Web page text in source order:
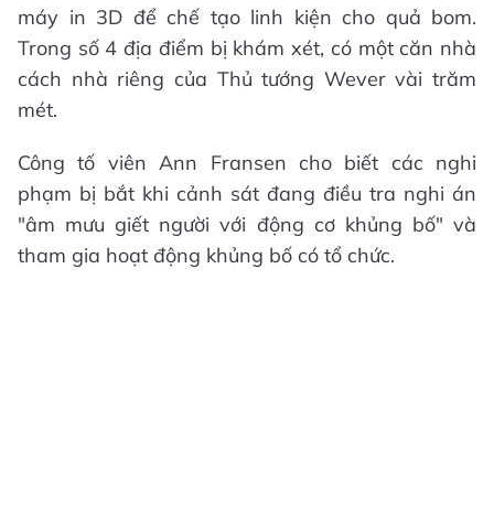
máy in 3D để chế tạo linh kiện cho quả bom.
Trong số 4 địa điểm bị khám xét, có một căn nhà
cách nhà riêng của Thủ tướng Wever vài trăm
mét.
Công tố viên Ann Fransen cho biết các nghi
phạm bị bắt khi cảnh sát đang điều tra nghi án
"âm mưu giết người với động cơ khủng bố" và
tham gia hoạt động khủng bố có tổ chức.